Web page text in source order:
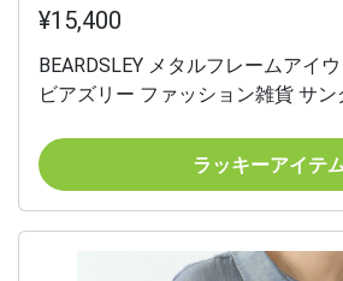
¥15,400
BEARDSLEY メタルフレームアイウ
ビアズリー ファッション雑貨 サン
ラッキーアイテ